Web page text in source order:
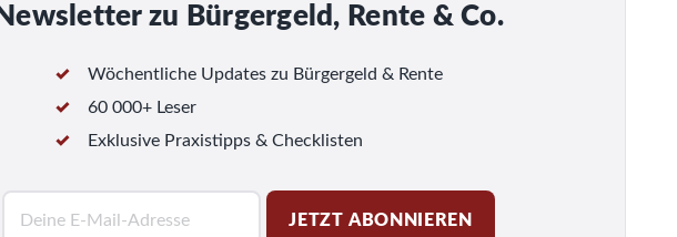
zu Bürgergeld, Rente & Co.
Wöchentliche Updates zu Bürgergeld & Rente
60 000+ Leser
Exklusive Praxistipps & Checklisten
JETZT ABONNIEREN